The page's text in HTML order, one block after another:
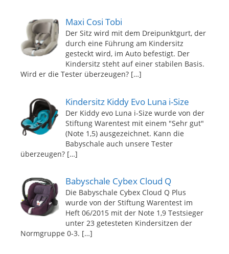
Maxi Cosi Tobi
Der Sitz wird mit dem Dreipunktgurt, der
durch eine Führung am Kindersitz
gesteckt wird, im Auto befestigt. Der
Kindersitz steht auf einer stabilen Basis.
Wird er die Tester überzeugen? […]
Kindersitz Kiddy Evo Luna i-Size
Der Kiddy evo Luna i-Size wurde von der
Stiftung Warentest mit einem "Sehr gut"
(Note 1,5) ausgezeichnet. Kann die
Babyschale auch unsere Tester
überzeugen? […]
Babyschale Cybex Cloud Q
Die Babyschale Cybex Cloud Q Plus
wurde von der Stiftung Warentest im
Heft 06/2015 mit der Note 1,9 Testsieger
unter 23 getesteten Kindersitzen der
Normgruppe 0-3. […]